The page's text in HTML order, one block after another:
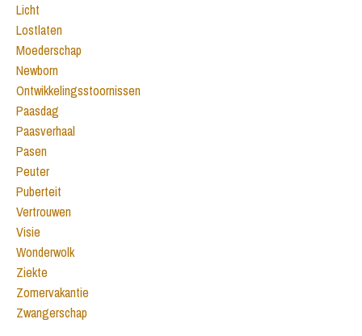
Licht
Lostlaten
Moederschap
Newborn
Ontwikkelingsstoornissen
Paasdag
Paasverhaal
Pasen
Peuter
Puberteit
Vertrouwen
Visie
Wonderwolk
Ziekte
Zomervakantie
Zwangerschap